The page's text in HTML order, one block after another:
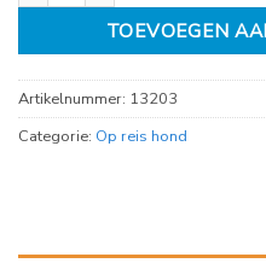
TOEVOEGEN
Artikelnummer: 13203
Categorie: Op reis hond